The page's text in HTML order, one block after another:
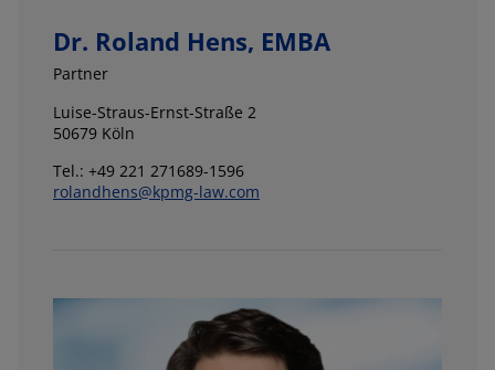
Dr. Roland Hens, EMBA
Partner
Luise-Straus-Ernst-Straße 2
50679 Köln
Tel.: +49 221 271689-1596
rolandhens@kpmg-law.com